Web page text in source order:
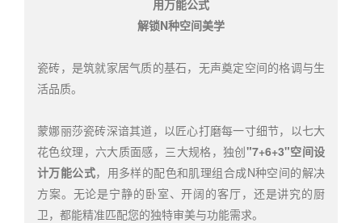
用万能公式
解锁N种空间美学
瓷砖，是筑就家居气质的基石，无声奠定空间的格调与生
活品质。
蒙娜丽莎瓷砖深谙其道，以匠心打磨每一寸细节，以七大
花色纹理，六大质面感，三大规格，独创"7+6+3"空间设
计万能公式，用多样的配色和肌理组合成N种空间的解决
方案。无论是宁静的卧室、开阔的客厅，还是讲究的厨
卫，都能精准匹配您的独特审美与功能需求。